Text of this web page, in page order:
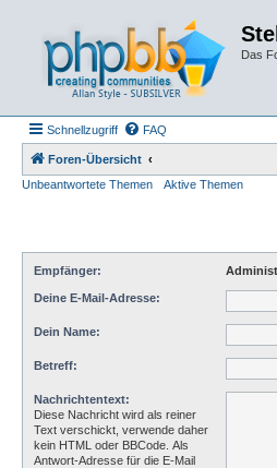
Das
Schnellzugriff FAQ
Foren-Übersicht
Unbeantwortete Themen
Aktive Themen
Empfänger:
Deine E-Mail-Adresse:
Dein Name:
Betreff:
Nachrichtentext:
Diese Nachricht wird als reiner
Text verschickt, verwende daher
kein HTML oder BBCode. Als
Antwort-Adresse für die E-Mail